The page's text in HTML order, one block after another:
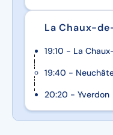
La Chaux-
19:10 - La
19:40 -
20:20 - Yverdon